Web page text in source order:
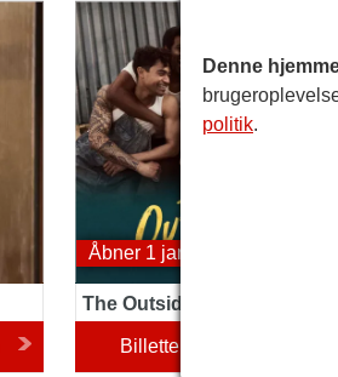
The Outsiders Musical
Åbner 1 januar 2027
The Outsiders Musical
Billetter og information
Denne
politik.